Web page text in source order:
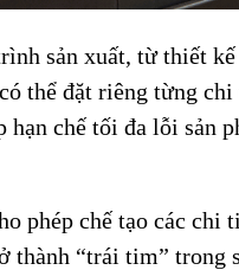
sản xuất, từ thiết
thể đặt riêng từng
chế tối đa lỗi sản
phép chế tạo các chi
“trái tim” trong